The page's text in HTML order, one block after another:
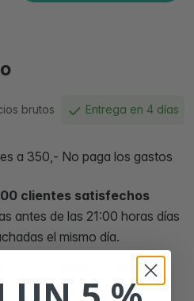
brutos Entrega en 4 días
a 350,- No paga los gastos
clientes satisfechos
antes de las 21:00 horas días
el mismo día.
GLS, 102mm x 150mm, 300
blanco, permanente